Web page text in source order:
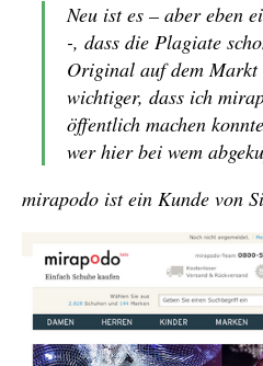
Neu ist es – aber eben
-, dass die Plagiate
Original auf dem
wichtiger, dass ich
öffentlich machen
wer hier bei wem
mirapodo ist ein Kunde von